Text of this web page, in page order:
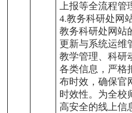
上报等全流程管
4.教务科研处网
教务科研处网站
更新与系统运维
教学管理、科研
各类信息，严格
布时效，确保官
时效性。为全校
高安全的线上信